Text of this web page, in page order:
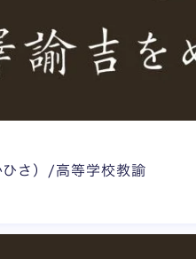
さ）/高等学校教諭